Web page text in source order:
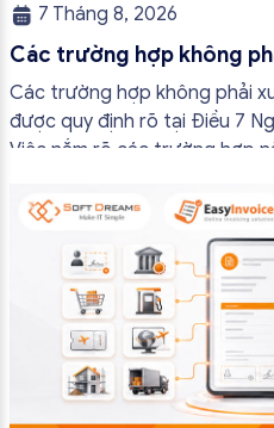
7 Tháng 8, 2026
Các trường hợp không
2026
Các trường hợp không phải
được quy định rõ tại Điều 7
Việc nắm rõ các trường hợp
tránh lập hóa đơn không cần